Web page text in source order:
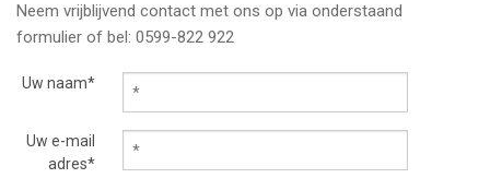
Neem vrijblijvend contact met ons op via onderstaand
formulier of bel: 0599-822 922
Uw naam*
Uw e-mail
adres*